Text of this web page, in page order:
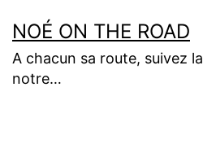
au
contenu
NOÉ ON THE ROAD
A chacun sa route, suivez la
notre…